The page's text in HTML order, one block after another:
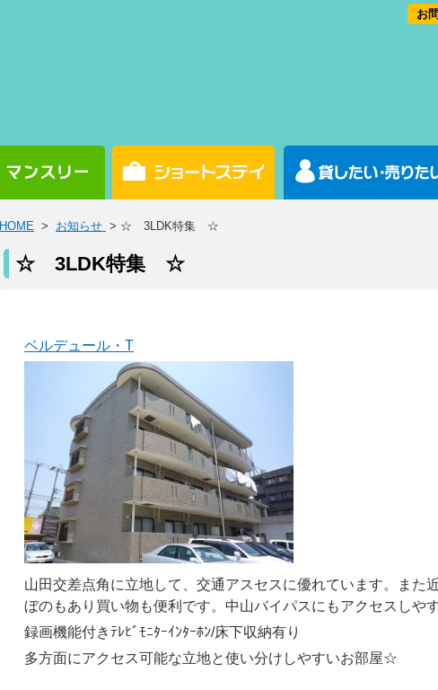
お
HOME > お知らせ > ☆ 3LDK特集 ☆
☆ 3LDK特集 ☆
ベルデュール・T
山田交差点角に立地して、交通アスセスに優れています。また
ぼのもあり買い物も便利です。中山バイパスにもアクセスしや
録画機能付きﾃﾚﾋﾞﾓﾆﾀｰｲﾝﾀｰﾎﾝ/床下収納有り
多方面にアクセス可能な立地と使い分けしやすいお部屋☆